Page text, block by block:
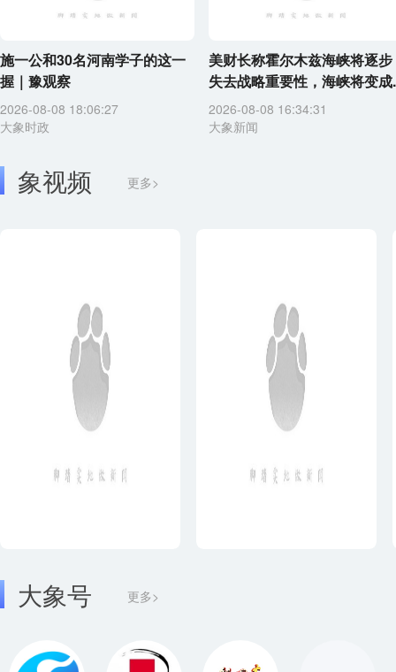
施一公和30名河南学子的这一
握｜豫观察
2026-08-08 18:06:27
大象时政
美财长称霍尔木兹海峡将逐步
失去战略重要性，海峡将变成
2026-08-08 16:34:31
大象新闻
象视频 更多>
大象号 更多>